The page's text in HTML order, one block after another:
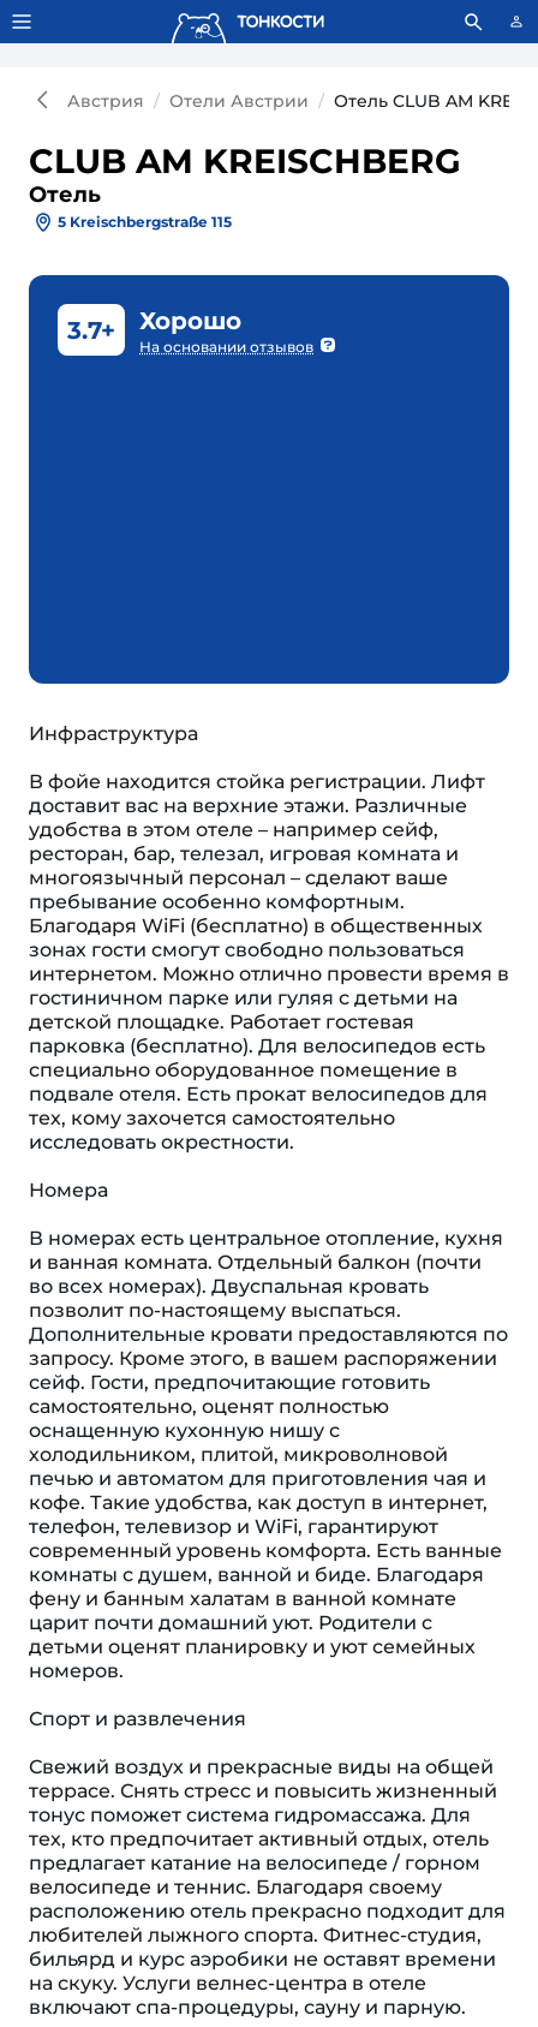
Тонкости используют сookie-файлы. Что это значит?
Австрия Отели Австрии Отель CLUB AM
CLUB AM KREISCHBERG
Отель
5 Kreischbergstraße 115
3.7+ Хорошо
На основании отзывов
Инфраструктура
В фойе находится стойка регистрации. Лифт
доставит вас на верхние этажи. Различные
удобства в этом отеле – например сейф,
ресторан, бар, телезал, игровая комната и
многоязычный персонал – сделают ваше
пребывание особенно комфортным.
Благодаря WiFi (бесплатно) в общественных
зонах гости смогут свободно пользоваться
интернетом. Можно отлично провести время в
гостиничном парке или гуляя с детьми на
детской площадке. Работает гостевая
парковка (бесплатно). Для велосипедов есть
специально оборудованное помещение в
подвале отеля. Есть прокат велосипедов для
тех, кому захочется самостоятельно
исследовать окрестности.
Номера
В номерах есть центральное отопление, кухня
и ванная комната. Отдельный балкон (почти
во всех номерах). Двуспальная кровать
позволит по-настоящему выспаться.
Дополнительные кровати предоставляются по
запросу. Кроме этого, в вашем распоряжении
сейф. Гости, предпочитающие готовить
самостоятельно, оценят полностью
оснащенную кухонную нишу с
холодильником, плитой, микроволновой
печью и автоматом для приготовления чая и
кофе. Такие удобства, как доступ в интернет,
телефон, телевизор и WiFi, гарантируют
современный уровень комфорта. Есть ванные
комнаты с душем, ванной и биде. Благодаря
фену и банным халатам в ванной комнате
царит почти домашний уют. Родители с
детьми оценят планировку и уют семейных
номеров.
Спорт и развлечения
Свежий воздух и прекрасные виды на общей
террасе. Снять стресс и повысить жизненный
тонус поможет система гидромассажа. Для
тех, кто предпочитает активный отдых, отель
предлагает катание на велосипеде / горном
велосипеде и теннис. Благодаря своему
расположению отель прекрасно подходит для
любителей лыжного спорта. Фитнес-студия,
бильярд и курс аэробики не оставят времени
на скуку. Услуги велнес-центра в отеле
включают спа-процедуры, сауну и парную.